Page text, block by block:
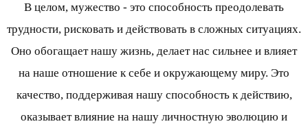
В целом, мужество - это способность преодолевать
трудности, рисковать и действовать в сложных ситуациях.
Оно обогащает нашу жизнь, делает нас сильнее и влияет
на наше отношение к себе и окружающему миру. Это
качество, поддерживая нашу способность к действию,
оказывает влияние на нашу личностную эволюцию и